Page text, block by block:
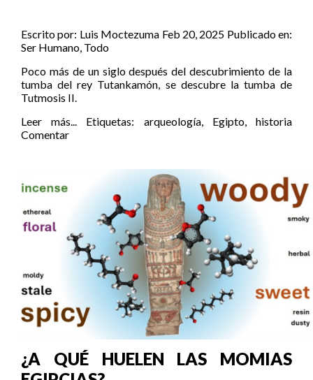
Escrito por: Luis Moctezuma Feb 20, 2025 Publicado en:
Ser Humano, Todo
Poco más de un siglo después del descubrimiento de la
tumba del rey Tutankamón, se descubre la tumba de
Tutmosis II.
Leer más...
Etiquetas: arqueología, Egipto,historia
Comentar
¿A QUÉ HUELEN LAS MOMIAS